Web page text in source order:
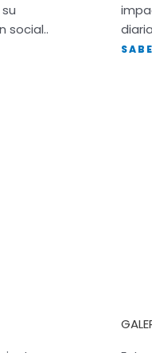
social..